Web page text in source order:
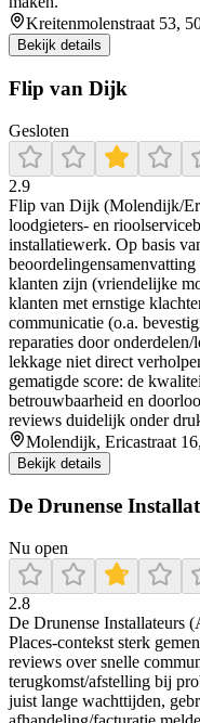
Kreitenmolenstraat 53,
Bekijk details
Flip van Dijk
Gesloten
2.9
Flip van Dijk (Molendijk/
loodgieters- en
installatiewerk. Op basis
klanten zijn (vriendelijke
klanten met ernstige
communicatie (o.a.
reparaties door
lekkage niet direct
gematigde score: de
betrouwbaarheid en
reviews duidelijk onder
Molendijk, Ericastraat
Bekijk details
De Drunense
Nu open
2.8
De Drunense Installateurs
Places-contekst sterk
reviews over snelle
terugkomst/afstelling bij
juist lange wachttijden,